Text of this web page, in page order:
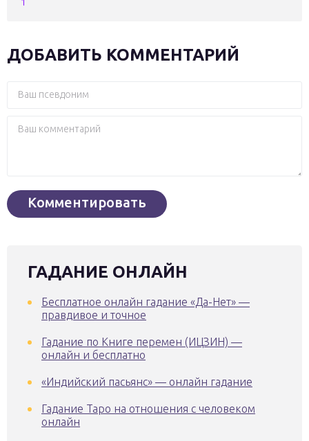
ДОБАВИТЬ КОММЕНТАРИЙ
ГАДАНИЕ ОНЛАЙН
Бесплатное онлайн гадание «Да-Нет» —
правдивое и точное
Гадание по Книге перемен (ИЦЗИН) —
онлайн и бесплатно
«Индийский пасьянс» — онлайн гадание
Гадание Таро на отношения с человеком
онлайн